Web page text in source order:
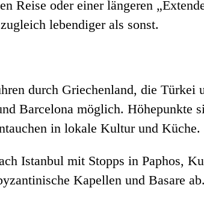
Reise oder einer längeren
lebendiger als sonst.
durch Griechenland, die Türkei
Barcelona möglich. Höhepunkte
in lokale Kultur und Küche.
Istanbul mit Stopps in Paphos,
Kapellen und Basare ab.